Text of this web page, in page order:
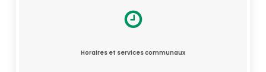
Horaires et services communaux